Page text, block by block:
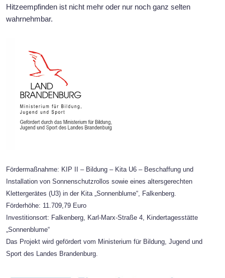
Hitzeempfinden ist nicht mehr oder nur noch ganz selten
wahrnehmbar.
Fördermaßnahme: KIP II – Bildung – Kita U6 – Beschaffung und
Installation von Sonnenschutzrollos sowie eines altersgerechten
Klettergerätes (U3) in der Kita „Sonnenblume“, Falkenberg.
Förderhöhe: 11.709,79 Euro
Investitionsort: Falkenberg, Karl-Marx-Straße 4, Kindertagesstätte
„Sonnenblume“
Das Projekt wird gefördert vom Ministerium für Bildung, Jugend und
Sport des Landes Brandenburg.